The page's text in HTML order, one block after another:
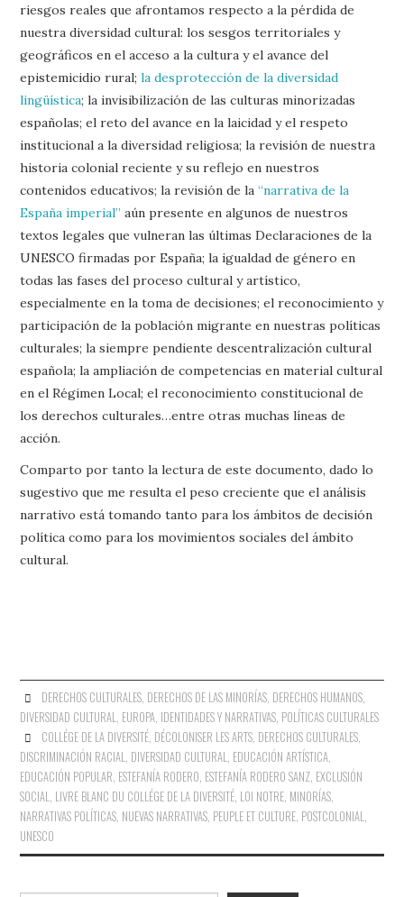
riesgos reales que afrontamos respecto a la pérdida de
nuestra diversidad cultural: los sesgos territoriales y
geográficos en el acceso a la cultura y el avance del
epistemicidio rural;la desprotección de la diversidad
lingüística; la invisibilización de las culturas minorizadas
españolas; el reto del avance en la laicidad y el respeto
institucional a la diversidad religiosa; la revisión de nuestra
historia colonial reciente y su reflejo en nuestros
contenidos educativos; la revisión de la“narrativa de la
España imperial” aún presente en algunos de nuestros
textos legales que vulneran las últimas Declaraciones de la
UNESCO firmadas por España; la igualdad de género en
todas las fases del proceso cultural y artístico,
especialmente en la toma de decisiones; el reconocimiento y
participación de la población migrante en nuestras políticas
culturales; la siempre pendiente descentralización cultural
española; la ampliación de competencias en material cultural
en el Régimen Local; el reconocimiento constitucional de
los derechos culturales…entre otras muchas líneas de
acción.
Comparto por tanto la lectura de este documento, dado lo
sugestivo que me resulta el peso creciente que el análisis
narrativo está tomando tanto para los ámbitos de decisión
política como para los movimientos sociales del ámbito
cultural.
DERECHOS CULTURALES, DERECHOS DE LAS MINORÍAS, DERECHOS HUMANOS,
DIVERSIDAD CULTURAL EUROPA IDENTIDADES Y NARRATIVAS POLÍTICAS CULTURALES
COLLÉGE DE LA DIVERSITÉ, DÉCOLONISER LES ARTS, DERECHOS CULTURALES,
DISCRIMINACIÓN RACIAL DIVERSIDAD CULTURAL EDUCACIÓN ARTÍSTICA
EDUCACIÓN POPULAR ESTEFANÍA RODERO ESTEFANÍA RODERO SANZ EXCLUSIÓN
SOCIAL LIVRE BLANC DU COLLÉGE DE LA DIVERSITÉ LOI NOTRE MINORÍAS
NARRATIVAS POLÍTICAS NUEVAS NARRATIVAS PEUPLE ET CULTURE POSTCOLONIAL
UNESCO